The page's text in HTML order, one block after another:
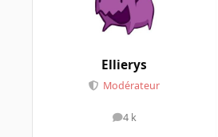
Ellierys
Modérateur
4 k
messages